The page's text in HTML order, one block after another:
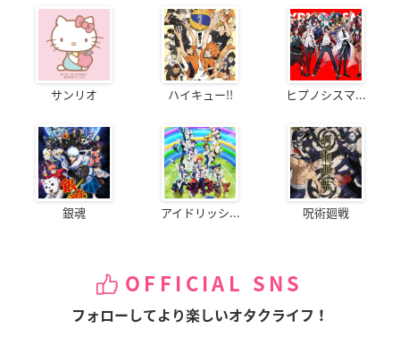
サンリオ ハイキュー!! ヒプノシスマ...
銀魂 アイドリッシ... 呪術廻戦
OFFICIAL SNS
フォローしてより楽しいオタクライフ！